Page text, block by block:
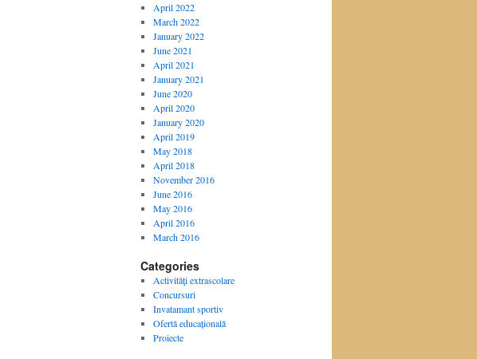
April 2022
March 2022
January 2022
June 2021
April 2021
January 2021
June 2020
April 2020
January 2020
April 2019
May 2018
April 2018
November 2016
June 2016
May 2016
April 2016
March 2016
Categories
Activităţi extrascolare
Concursuri
Invatamant sportiv
Ofertă educațională
Proiecte